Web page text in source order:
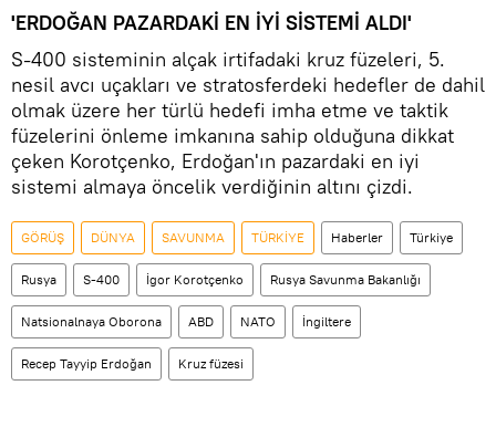
'ERDOĞAN PAZARDAKİ EN İYİ SİSTEMİ ALDI'
S-400 sisteminin alçak irtifadaki kruz füzeleri, 5.
nesil avcı uçakları ve stratosferdeki hedefler de dahil
olmak üzere her türlü hedefi imha etme ve taktik
füzelerini önleme imkanına sahip olduğuna dikkat
çeken Korotçenko, Erdoğan'ın pazardaki en iyi
sistemi almaya öncelik verdiğinin altını çizdi.
GÖRÜŞ DÜNYA SAVUNMA TÜRKİYE Haberler Türkiye
Rusya S-400 İgor Korotçenko Rusya Savunma Bakanlığı
Natsionalnaya Oborona ABD NATO İngiltere
Recep Tayyip Erdoğan Kruz füzesi